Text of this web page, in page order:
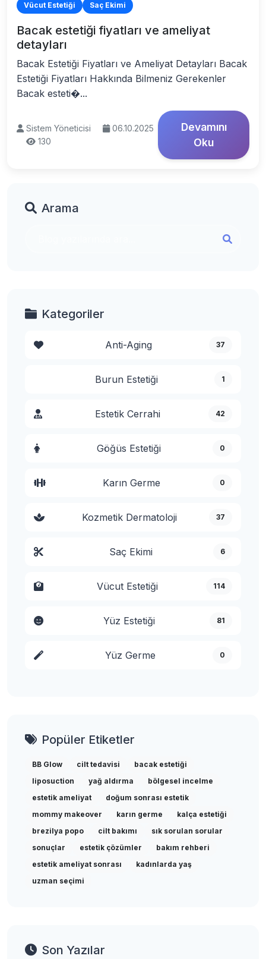
Vücut Estetiği Saç Ekimi
Bacak estetiği fiyatları ve ameliyat
detayları
Bacak Estetiği Fiyatları ve Ameliyat Detayları Bacak
Estetiği Fiyatları Hakkında Bilmeniz Gerekenler
Bacak esteti�...
Sistem Yöneticisi
06.10.2025
130
Devamını
Oku
Arama
Kategoriler
Anti-Aging 37
Burun Estetiği 1
Estetik Cerrahi 42
Göğüs Estetiği 0
Karın Germe 0
Kozmetik Dermatoloji 37
Saç Ekimi 6
Vücut Estetiği 114
Yüz Estetiği 81
Yüz Germe 0
Popüler Etiketler
BB Glow cilt tedavisi
bacak estetiği
liposuction
yağ aldırma
bölgesel incelme
estetik ameliyat
doğum sonrası estetik
mommy makeover
karın germe
kalça estetiği
brezilya popo
cilt bakımı
sık sorulan sorular
sonuçlar
estetik çözümler
bakım rehberi
estetik ameliyat sonrası
kadınlarda yaş
uzman seçimi
Son Yazılar